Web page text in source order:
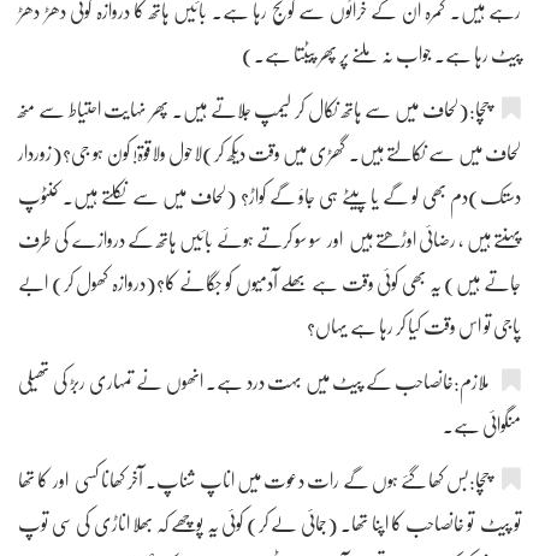
رہے ہیں۔ کمرہ ان کے خراٹوں سے گونج رہا ہے۔ بائیں ہاتھ کا دروازہ کوئی دھڑ دھڑ
پیٹ رہا ہے۔ جواب نہ ملنے پر پھر پیٹتا ہے۔)
چچا:(لحاف میں سے ہاتھ نکال کر لیمپ جلاتے ہیں۔ پھر نہایت احتیاط سے منھ
لحاف میں سے نکالتے ہیں۔ گھڑی میں وقت دیکھ کر)لاحول ولاقوۃ! کون ہو جی؟(زوردار
دستک)دم بھی لو گے یا پیٹے ہی جاؤ گے کواڑ؟ (لحاف میں سے نکلتے ہیں۔ کنٹوپ
پہنتے ہیں ، رضائی اوڑھتے ہیں اور سو سو کرتے ہوئے بائیں ہاتھ کے دروازے کی طرف
جاتے ہیں) یہ بھی کوئی وقت ہے بھلے آدمیوں کو جگانے کا؟(دروازہ کھول کر) ابے
پاجی تو اس وقت کیا کر رہا ہے یہاں؟
ملازم:خانصاحب کے پیٹ میں بہت درد ہے۔ انھوں نے تمہاری ربڑ کی تھیلی
منگوائی ہے۔
چچا:بس کھا گئے ہوں گے رات دعوت میں اناپ شناپ۔ آخر کھانا کسی اور کا تھا
تو پیٹ تو خانصاحب کا اپنا تھا۔ (جمائی لے کر) کوئی یہ پوچھے کہ بھلا اناڑی کی سی توپ